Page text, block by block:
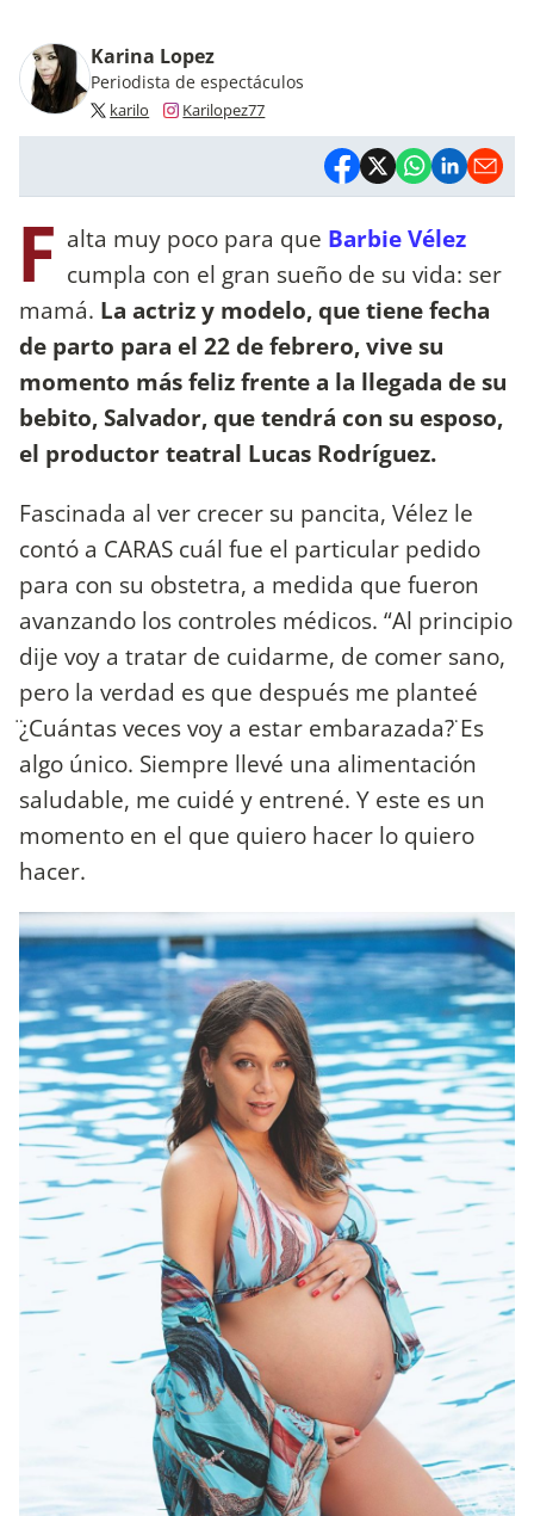
Karina Lopez
Periodista de espectáculos
karilo Karilopez77
F alta muy poco para que Barbie Vélez
cumpla con el gran sueño de su vida: ser
mamá. La actriz y modelo, que tiene fecha
de parto para el 22 de febrero, vive su
momento más feliz frente a la llegada de su
bebito, Salvador, que tendrá con su esposo,
el productor teatral Lucas Rodríguez.
Fascinada al ver crecer su pancita, Vélez le
contó a CARAS cuál fue el particular pedido
para con su obstetra, a medida que fueron
avanzando los controles médicos. “Al principio
dije voy a tratar de cuidarme, de comer sano,
pero la verdad es que después me planteé
̈¿Cuántas veces voy a estar embarazada?̈ Es
algo único. Siempre llevé una alimentación
saludable, me cuidé y entrené. Y este es un
momento en el que quiero hacer lo quiero
hacer.